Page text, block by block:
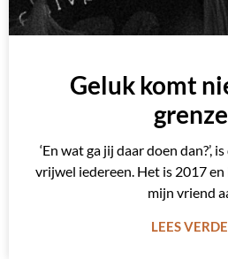
Geluk komt
‘En wat ga jij daar doen dan?’,
vrijwel iedereen. Het is 2017
mijn vriend
LEES